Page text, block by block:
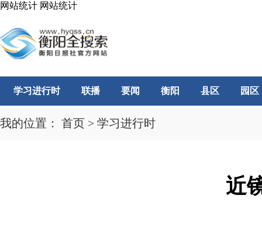
网站统计 网站统计
学习进行时 联播 要闻 衡阳 县区 园区
我的位置： 首页 > 学习进行时
近